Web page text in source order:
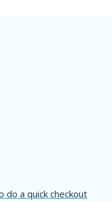
do a quick checkout